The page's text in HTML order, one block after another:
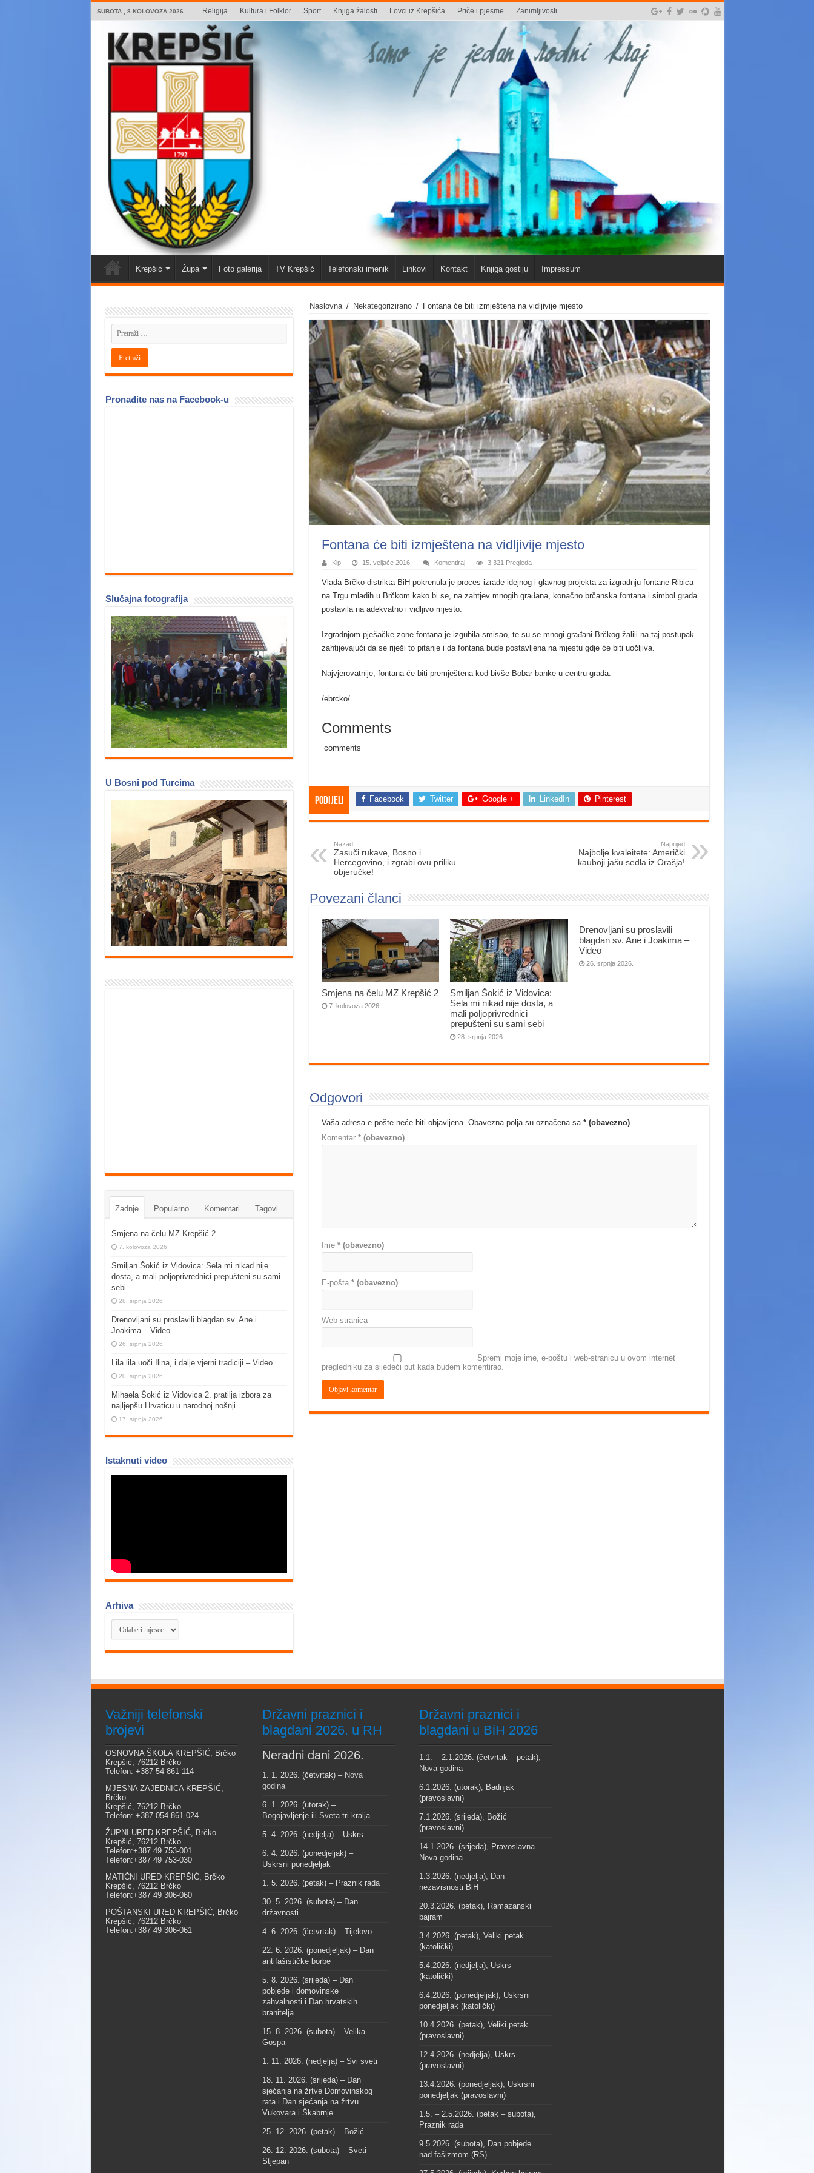
SUBOTA , 8 KOLOVOZA 2026 Religija Kultura i Folklor Sport Knjiga žalosti Lovci iz Krepšića Priče i pjesme Zanimljivosti
Krepšić Župa Foto galerija TV Krepšić Telefonski imenik Linkovi Kontakt Knjiga gostiju Impressum
Naslovna / Nekategorizirano / Fontana će biti izmještena na vidljivije mjesto
Fontana će biti izmještena na vidljivije mjesto
Kip 15. veljače 2016. Komentiraj 3,321 Pregleda
Vlada Brčko distrikta BiH pokrenula je proces izrade idejnog i glavnog projekta za izgradnju fontane Ribica
na Trgu mladih u Brčkom kako bi se, na zahtjev mnogih građana, konačno brčanska fontana i simbol grada
postavila na adekvatno i vidljivo mjesto.
Izgradnjom pješačke zone fontana je izgubila smisao, te su se mnogi građani Brčkog žalili na taj postupak
zahtijevajući da se riješi to pitanje i da fontana bude postavljena na mjestu gdje će biti uočljiva.
Najvjerovatnije, fontana će biti premještena kod bivše Bobar banke u centru grada.
/ebrcko/
Comments
comments
Podijeli Facebook Twitter Google + LinkedIn Pinterest
Nazad
Zasuči rukave, Bosno i
Hercegovino, i zgrabi ovu priliku
objeručke!
Naprijed
Najbolje kvaleitete: Američki
kauboji jašu sedla iz Orašja!
Povezani članci
Smjena na čelu MZ Krepšić 2
7. kolovoza 2026.
Smiljan Šokić iz Vidovica:
Sela mi nikad nije dosta, a
mali poljoprivrednici
prepušteni su sami sebi
28. srpnja 2026.
Drenovljani su proslavili
blagdan sv. Ane i Joakima –
Video
26. srpnja 2026.
Odgovori
Vaša adresa e-pošte neće biti objavljena. Obavezna polja su označena sa * (obavezno)
Komentar * (obavezno)
Ime * (obavezno)
E-pošta * (obavezno)
Web-stranica
Spremi moje ime, e-poštu i web-stranicu u ovom internet
pregledniku za sljedeći put kada budem komentirao.
Pronađite nas na Facebook-u
Slučajna fotografija
U Bosni pod Turcima
Zadnje Popularno Komentari Tagovi
Smjena na čelu MZ Krepšić 2
7. kolovoza 2026.
Smiljan Šokić iz Vidovica: Sela mi nikad nije
dosta, a mali poljoprivrednici prepušteni su sami
sebi
28. srpnja 2026.
Drenovljani su proslavili blagdan sv. Ane i
Joakima – Video
26. srpnja 2026.
Lila lila uoči Ilina, i dalje vjerni tradiciji – Video
20. srpnja 2026.
Mihaela Šokić iz Vidovica 2. pratilja izbora za
najljepšu Hrvaticu u narodnoj nošnji
17. srpnja 2026.
Istaknuti video
Arhiva
Arhiva
Važniji telefonski
brojevi
OSNOVNA ŠKOLA KREPŠIĆ, Brčko
Krepšić, 76212 Brčko
Telefon: +387 54 861 114
MJESNA ZAJEDNICA KREPŠIĆ,
Brčko
Krepšić, 76212 Brčko
Telefon: +387 054 861 024
ŽUPNI URED KREPŠIĆ, Brčko
Krepšić, 76212 Brčko
Telefon:+387 49 753-001
Telefon:+387 49 753-030
MATIČNI URED KREPŠIĆ, Brčko
Krepšić, 76212 Brčko
Telefon:+387 49 306-060
POŠTANSKI URED KREPŠIĆ, Brčko
Krepšić, 76212 Brčko
Telefon:+387 49 306-061
Državni praznici i
blagdani 2026. u RH
Neradni dani 2026.
1. 1. 2026. (četvrtak) – Nova
godina
6. 1. 2026. (utorak) –
Bogojavljenje ili Sveta tri kralja
5. 4. 2026. (nedjelja) – Uskrs
6. 4. 2026. (ponedjeljak) –
Uskrsni ponedjeljak
1. 5. 2026. (petak) – Praznik rada
30. 5. 2026. (subota) – Dan
državnosti
4. 6. 2026. (četvrtak) – Tijelovo
22. 6. 2026. (ponedjeljak) – Dan
antifašističke borbe
5. 8. 2026. (srijeda) – Dan
pobjede i domovinske
zahvalnosti i Dan hrvatskih
branitelja
15. 8. 2026. (subota) – Velika
Gospa
1. 11. 2026. (nedjelja) – Svi sveti
18. 11. 2026. (srijeda) – Dan
sjećanja na žrtve Domovinskog
rata i Dan sjećanja na žrtvu
Vukovara i Škabrnje
25. 12. 2026. (petak) – Božić
26. 12. 2026. (subota) – Sveti
Stjepan
Državni praznici i
blagdani u BiH 2026
1.1. – 2.1.2026. (četvrtak – petak),
Nova godina
6.1.2026. (utorak), Badnjak
(pravoslavni)
7.1.2026. (srijeda), Božić
(pravoslavni)
14.1.2026. (srijeda), Pravoslavna
Nova godina
1.3.2026. (nedjelja), Dan
nezavisnosti BiH
20.3.2026. (petak), Ramazanski
bajram
3.4.2026. (petak), Veliki petak
(katolički)
5.4.2026. (nedjelja), Uskrs
(katolički)
6.4.2026. (ponedjeljak), Uskrsni
ponedjeljak (katolički)
10.4.2026. (petak), Veliki petak
(pravoslavni)
12.4.2026. (nedjelja), Uskrs
(pravoslavni)
13.4.2026. (ponedjeljak), Uskrsni
ponedjeljak (pravoslavni)
1.5. – 2.5.2026. (petak – subota),
Praznik rada
9.5.2026. (subota), Dan pobjede
nad fašizmom (RS)